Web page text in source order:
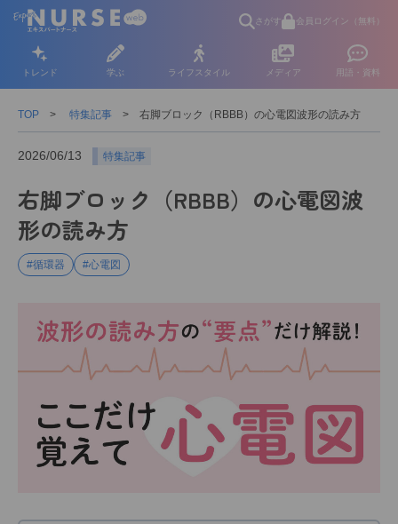
さがす 会員ログイン（無料）
トレンド 学ぶ ライフスタイル メディア 用語・資料
TOP 特集記事 右脚ブロック（RBBB）の心電図波形の読み方
2026/06/13 特集記事
右脚ブロック（RBBB）の心電図波
形の読み方
#循環器 #心電図